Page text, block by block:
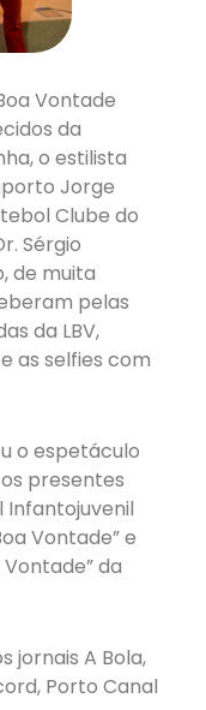
Vontade
da
o estilista
Jorge
Clube do
Sérgio
de muita
pelas
da LBV,
as selfies com
o espetáculo
presentes
Vontade” e
da
jornais A Bola,
Porto Canal